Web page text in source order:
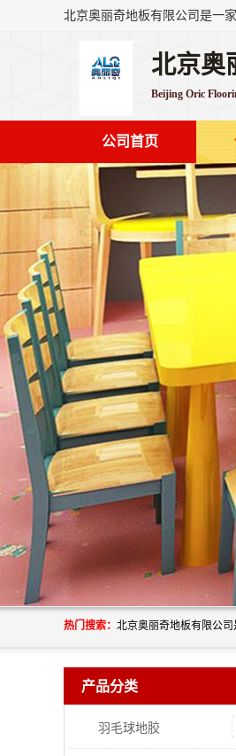
北京奥
Beijing Oric
公司首页
热门搜索：
产品分类
羽毛球地胶